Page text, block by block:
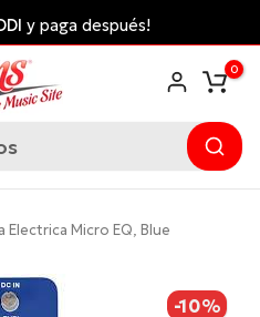
y paga después!
0
Micro EQ, Blue
-10%